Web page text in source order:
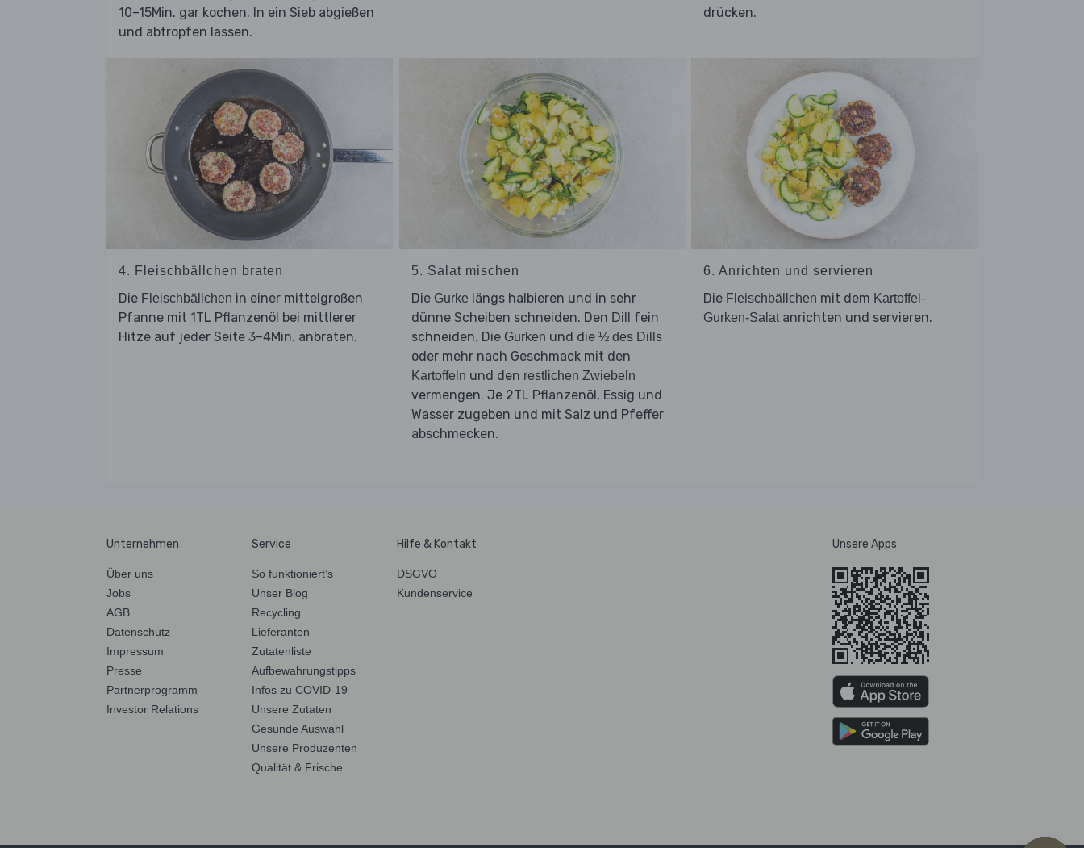
10–15Min. gar kochen. In ein Sieb abgießen
und abtropfen lassen.
drücken.
4. Fleischbällchen braten
Die Fleischbällchen in einer mittelgroßen
Pfanne mit 1TL Pflanzenöl bei mittlerer
Hitze auf jeder Seite 3–4Min. anbraten.
5. Salat mischen
Die Gurke längs halbieren und in sehr
dünne Scheiben schneiden. Den Dill
fein
schneiden. Die Gurken und die ½ des Dills
oder mehr nach Geschmack mit den
Kartoffeln und den restlichen Zwiebeln
vermengen. Je 2TL Pflanzenöl, Essig und
Wasser zugeben und mit Salz und Pfeffer
abschmecken.
6. Anrichten und servieren
Die Fleischbällchen mit dem Kartoffel-
Gurken-Salat anrichten und servieren.
Unternehmen
Über uns
Jobs
AGB
Datenschutz
Impressum
Presse
Partnerprogramm
Investor Relations
Service
So funktioniert’s
Unser Blog
Recycling
Lieferanten
Zutatenliste
Aufbewahrungstipps
Infos zu COVID-19
Unsere Zutaten
Gesunde Auswahl
Unsere Produzenten
Qualität & Frische
Hilfe & Kontakt
DSGVO
Kundenservice
Unsere Apps